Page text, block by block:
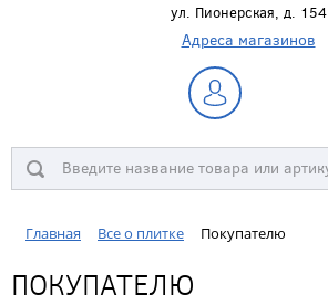
ул. Пионерская, д. 154
Адреса магазинов
Главная Все о плитке Покупателю
ПОКУПАТЕЛЮ